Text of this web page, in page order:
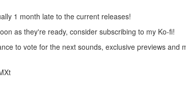
1 month late to the current releases!
as they're ready, consider subscribing to my Ko-fi!
to vote for the next sounds, exclusive previews and